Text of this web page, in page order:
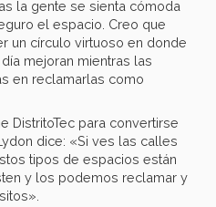
la gente se sienta cómoda
el espacio. Creo que
un círculo virtuoso en donde
mejoran mientras las
en reclamarlas como
DistritoTec para convertirse
dice: «Si ves las calles
tipos de espacios están
y los podemos reclamar y